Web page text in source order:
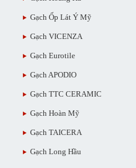
Gạch Ốp Lát Ý Mỹ
Gạch VICENZA
Gạch Eurotile
Gạch APODIO
Gạch TTC CERAMIC
Gạch Hoàn Mỹ
Gạch TAICERA
Gạch Long Hầu